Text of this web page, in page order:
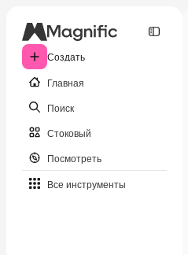
Создать
Главная
Поиск
Стоковый
Посмотреть
Все инструменты